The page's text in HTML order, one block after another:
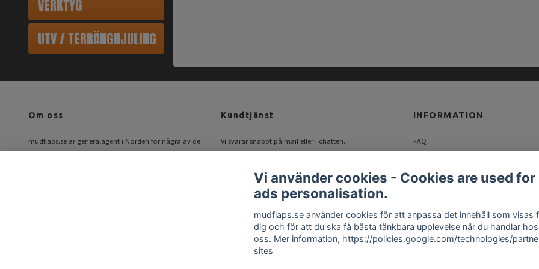
VERKTYG
UTV / TERRÄNGHJULING
Om oss
mudflaps.se är generalagent i Norden för några av de
största tillverkarna av modellanpassade stänkskydd.
Kundtjänst
Vi svarar snabbt på mail eller i chatten.
Mail:info@mudflaps.se
INFORMATION
FAQ
Om oss
Returer
Vi använder cookies - Cookies are used for
ads personalisation.
mudflaps.se använder cookies för att anpassa det innehåll som visas
dig och för att du ska få bästa tänkbara upplevelse när du handlar hos
oss. Mer information, https://policies.google.com/technologies/
sites